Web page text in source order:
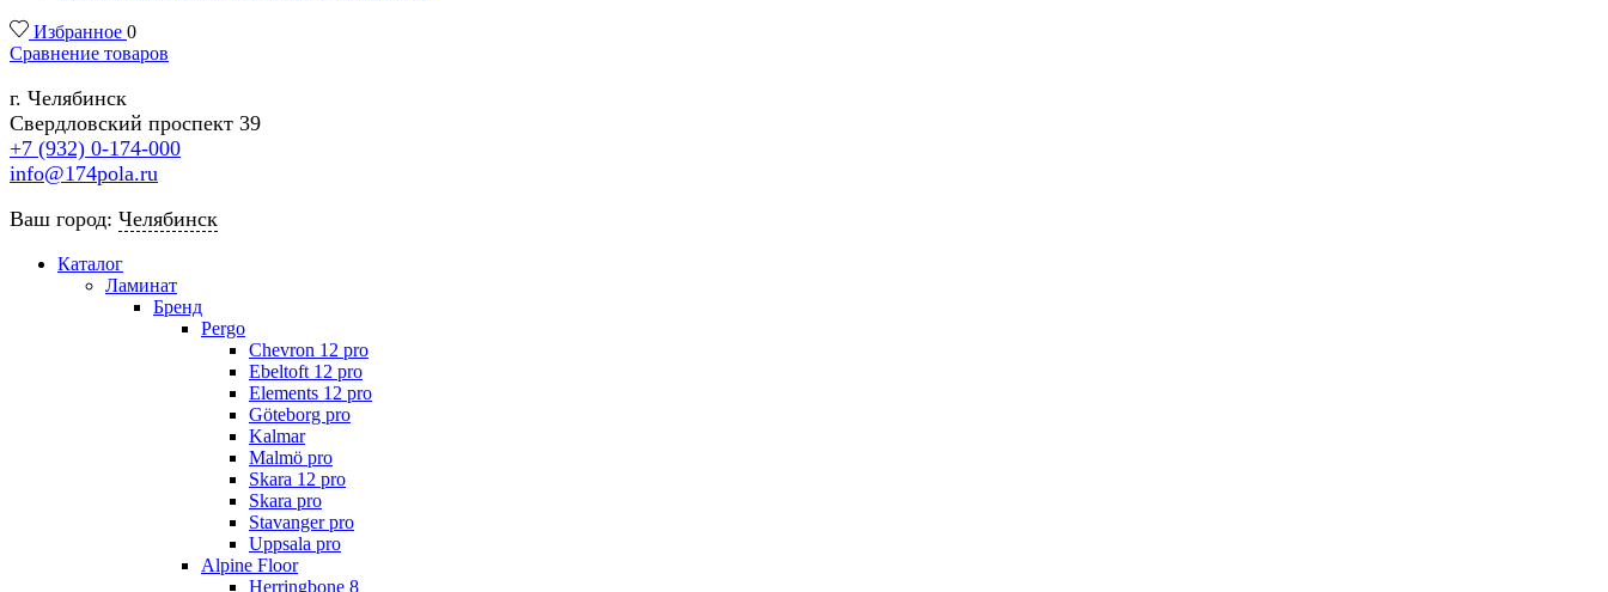
Избранное 0
Сравнение товаров
г. Челябинск
Свердловский проспект 39
+7 (932) 0-174-000
info@174pola.ru
Ваш город: Челябинск
Каталог
Ламинат
Бренд
Pergo
Chevron 12 pro
Ebeltoft 12 pro
Elements 12 pro
Göteborg pro
Kalmar
Malmö pro
Skara 12 pro
Skara pro
Stavanger pro
Uppsala pro
Alpine Floor
Herringbone 8